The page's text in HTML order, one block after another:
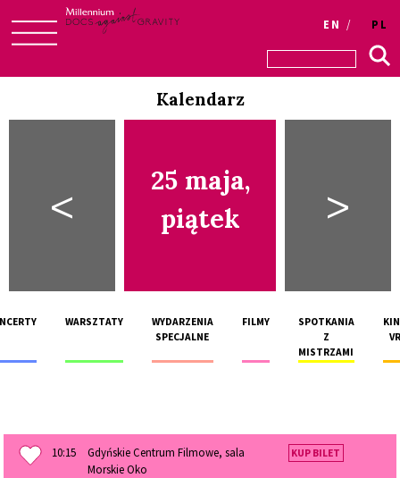
to
EN PL
Kalendarz
<
25 maja,
piątek
>
WARSZTATY
WYDARZENIA
SPECJALNE
FILMY
SPOTKANIA
Z
MISTRZAMI
VR
10:15
Gdyńskie Centrum Filmowe, sala
Morskie Oko
KUP BILET